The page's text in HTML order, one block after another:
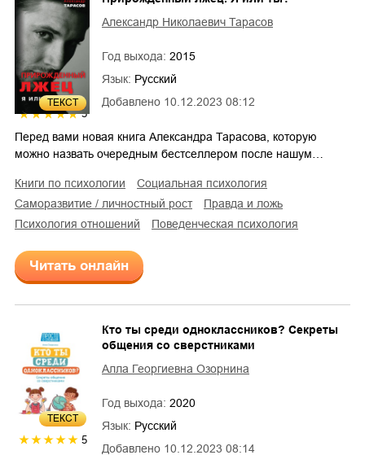
ТЕКСТ
5
Добавлено 10.12.2023 08:12
Александр Николаевич Тарасов
Год выхода: 2015
Язык: Русский
Перед вами новая книга Александра Тарасова, которую
можно назвать очередным бестселлером после нашум…
книги по психологии
социальная психология
саморазвитие / личностный рост
правда и ложь
психология отношений
поведенческая психология
Читать онлайн
ТЕКСТ
5
Добавлено 10.12.2023 08:14
Кто ты среди одноклассников? Секреты
общения со сверстниками
Алла Георгиевна Озорнина
Год выхода: 2020
Язык: Русский